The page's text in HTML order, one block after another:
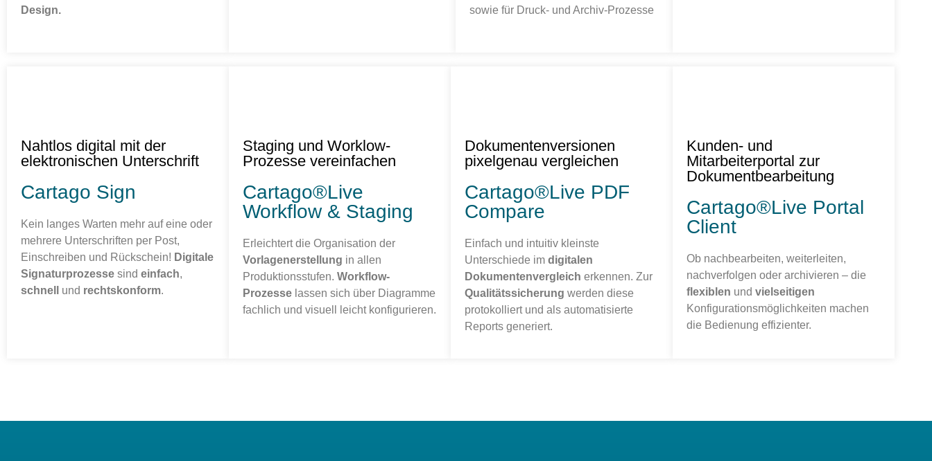
Design.
sowie für Druck- und Archiv-Prozesse
Nahtlos digital mit der
elektronischen Unterschrift
Cartago Sign
Kein langes Warten mehr auf eine oder
mehrere Unterschriften per Post,
Einschreiben und Rückschein! Digitale
Signaturprozesse sind einfach,
schnell
und rechtskonform.
Staging und Worklow-
Prozesse vereinfachen
Cartago®Live
Workflow & Staging
Erleichtert die Organisation der
Vorlagenerstellung in allen
Produktionsstufen. Workflow-
Prozesse lassen sich über Diagramme
fachlich und visuell leicht konfigurieren.
Dokumentenversionen
pixelgenau vergleichen
Cartago®Live PDF
Compare
Einfach und intuitiv kleinste
Unterschiede im digitalen
Dokumentenvergleich erkennen. Zur
Qualitätssicherung werden diese
protokolliert und als automatisierte
Reports generiert.
Kunden- und
Mitarbeiterportal zur
Dokumentbearbeitung
Cartago®Live Portal
Client
Ob nachbearbeiten, weiterleiten,
nachverfolgen oder archivieren – die
flexiblen und vielseitigen
Konfigurationsmöglichkeiten machen
die Bedienung effizienter.